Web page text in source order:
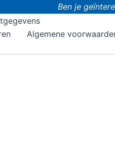
Ben je
Algemene